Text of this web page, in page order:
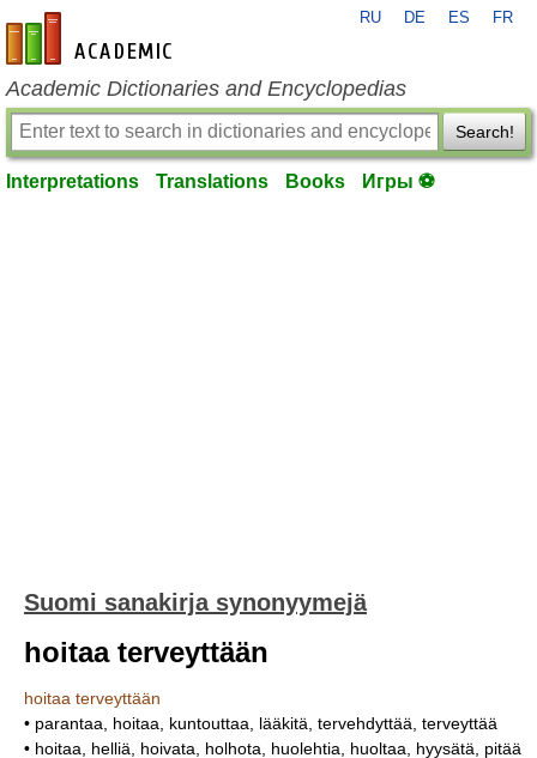
en-academic.com
RU DE ES FR
Academic Dictionaries and Encyclopedias
Search!
Interpretations Translations Books Игры ⚽
Suomi sanakirja synonyymejä
hoitaa terveyttään
hoitaa terveyttään
• parantaa, hoitaa, kuntouttaa, lääkitä, tervehdyttää, terveyttää
• hoitaa, helliä, hoivata, holhota, huolehtia, huoltaa, hyysätä, pitää